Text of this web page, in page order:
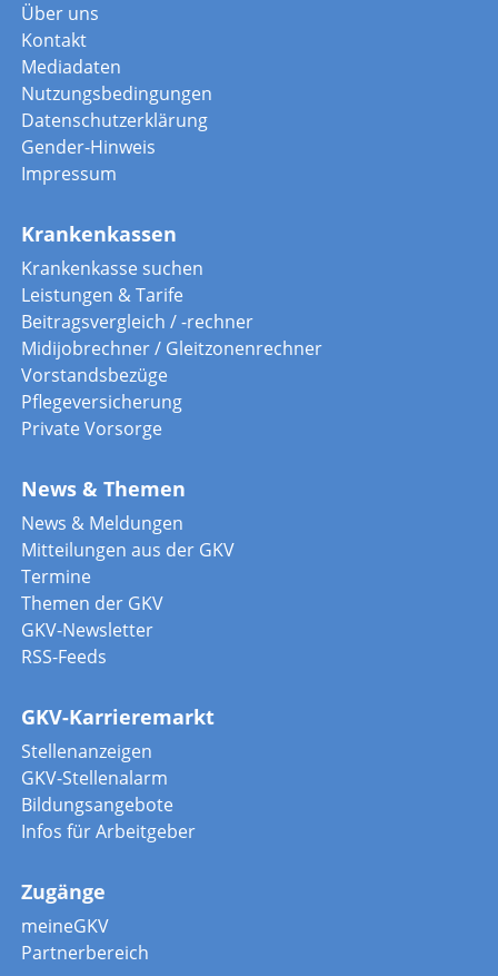
Über uns
Kontakt
Mediadaten
Nutzungsbedingungen
Datenschutzerklärung
Gender-Hinweis
Impressum
Krankenkassen
Krankenkasse suchen
Leistungen & Tarife
Beitragsvergleich / -rechner
Midijobrechner / Gleitzonenrechner
Vorstandsbezüge
Pflegeversicherung
Private Vorsorge
News & Themen
News & Meldungen
Mitteilungen aus der GKV
Termine
Themen der GKV
GKV-Newsletter
RSS-Feeds
GKV-Karrieremarkt
Stellenanzeigen
GKV-Stellenalarm
Bildungsangebote
Infos für Arbeitgeber
Zugänge
meineGKV
Partnerbereich